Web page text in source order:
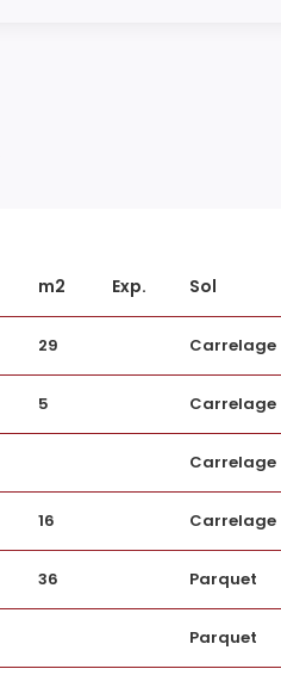
m2 Exp. Sol
29 Carrelage
5 Carrelage
Carrelage
16 Carrelage
36 Parquet
Parquet